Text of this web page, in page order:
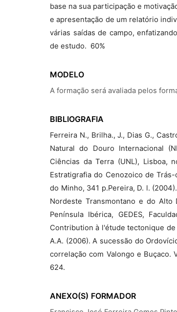
base na sua participação e
e apresentação de um relatório
várias saídas de campo,
de estudo.  60%
MODELO
A formação será avaliada pelos
BIBLIOGRAFIA
Ferreira N., Brilha., J., Dias G.,
Natural do Douro Internacional
Ciências da Terra (UNL), Lisboa,
Estratigrafia do Cenozoico de
do Minho, 341 p.Pereira, D. l.
Nordeste Transmontano e do Alto
Península Ibérica, GEDES,
Contribution à l'étude tectonique de
A.A. (2006). A sucessão do
correlação com Valongo e Buçaco.
624.
ANEXO(S) FORMADOR